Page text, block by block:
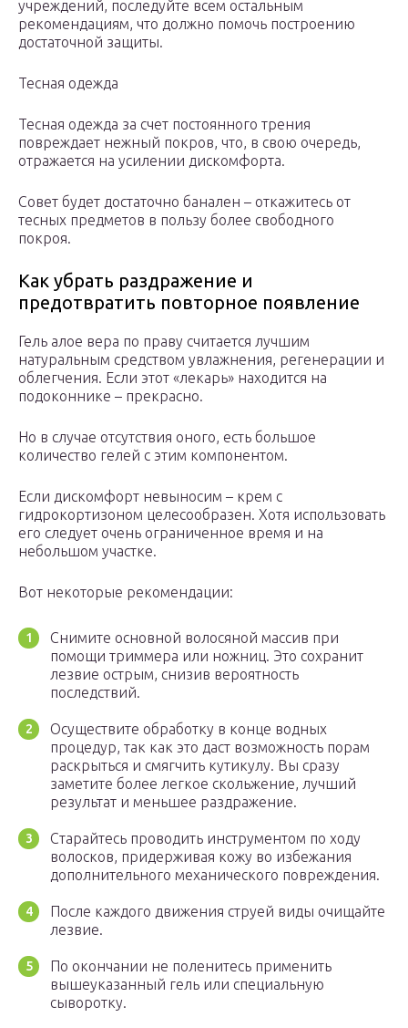
учреждений, последуйте всем остальным
рекомендациям, что должно помочь построению
достаточной защиты.
Тесная одежда
Тесная одежда за счет постоянного трения
повреждает нежный покров, что, в свою очередь,
отражается на усилении дискомфорта.
Совет будет достаточно банален – откажитесь от
тесных предметов в пользу более свободного
покроя.
Как убрать раздражение и
предотвратить повторное появление
Гель алое вера по праву считается лучшим
натуральным средством увлажнения, регенерации и
облегчения. Если этот «лекарь» находится на
подоконнике – прекрасно.
Но в случае отсутствия оного, есть большое
количество гелей с этим компонентом.
Если дискомфорт невыносим – крем с
гидрокортизоном целесообразен. Хотя использовать
его следует очень ограниченное время и на
небольшом участке.
Вот некоторые рекомендации:
Снимите основной волосяной массив при
помощи триммера или ножниц. Это сохранит
лезвие острым, снизив вероятность
последствий.
Осуществите обработку в конце водных
процедур, так как это даст возможность порам
раскрыться и смягчить кутикулу. Вы сразу
заметите более легкое скольжение, лучший
результат и меньшее раздражение.
Старайтесь проводить инструментом по ходу
волосков, придерживая кожу во избежания
дополнительного механического повреждения.
После каждого движения струей виды очищайте
лезвие.
По окончании не поленитесь применить
вышеуказанный гель или специальную
сыворотку.